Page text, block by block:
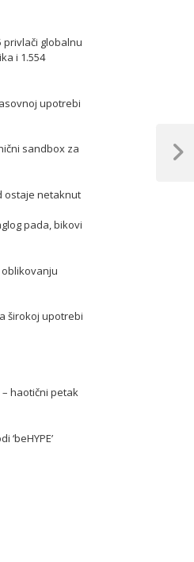
Next
privlači globalnu
i 1.554
upotrebi
sandbox za
ostaje netaknut
pada, bikovi
oblikovanju
širokoj upotrebi
– haotični petak